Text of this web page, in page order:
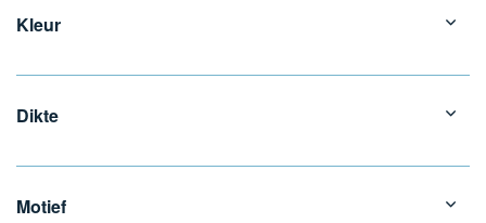
Kleur
Dikte
Motief